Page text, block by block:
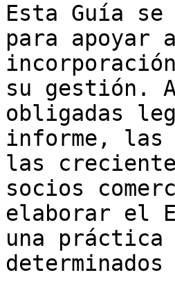
Esta Guía
para apoyar
su gestión.
obligadas
informe, las
las
socios
elaborar el
una práctica
determinados